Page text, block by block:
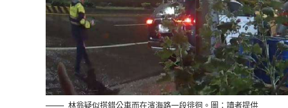
林翁疑似搭錯公車而在濱海路一段徘徊。圖：讀者提供